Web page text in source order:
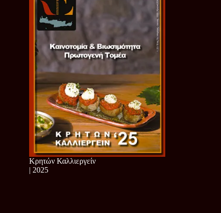
Κρητών Καλλιεργείν
| 2025